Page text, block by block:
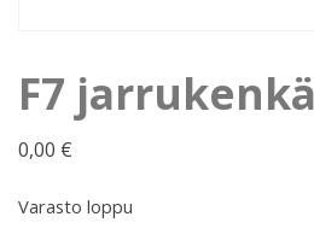
F7
0,00 €
Varasto loppu